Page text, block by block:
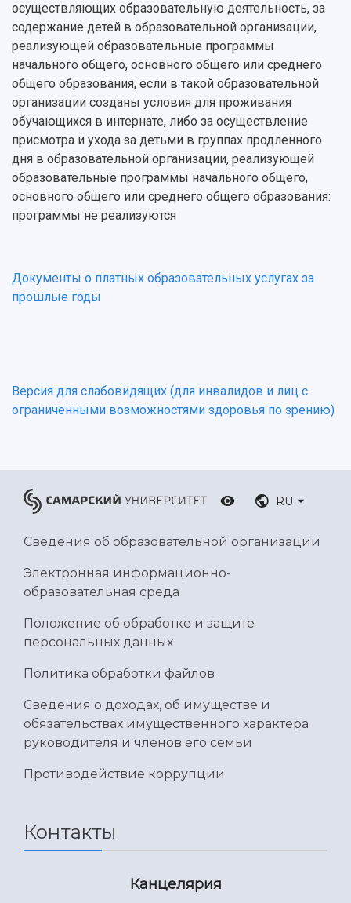
осуществляющих образовательную деятельность, за
содержание детей в образовательной организации,
реализующей образовательные программы
начального общего, основного общего или среднего
общего образования, если в такой образовательной
организации созданы условия для проживания
обучающихся в интернате, либо за осуществление
присмотра и ухода за детьми в группах продленного
дня в образовательной организации, реализующей
образовательные программы начального общего,
основного общего или среднего общего образования:
программы не реализуются
Документы о платных образовательных услугах за
прошлые годы
Версия для слабовидящих (для инвалидов и лиц с
ограниченными возможностями здоровья по зрению)
RU
Сведения об образовательной организации
Электронная информационно-
образовательная среда
Положение об обработке и защите
персональных данных
Политика обработки файлов
Сведения о доходах, об имуществе и
обязательствах имущественного характера
руководителя и членов его семьи
Противодействие коррупции
Контакты
Канцелярия